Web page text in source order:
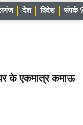
देश विदेश संपर्क
के एकमात्र कमाऊ